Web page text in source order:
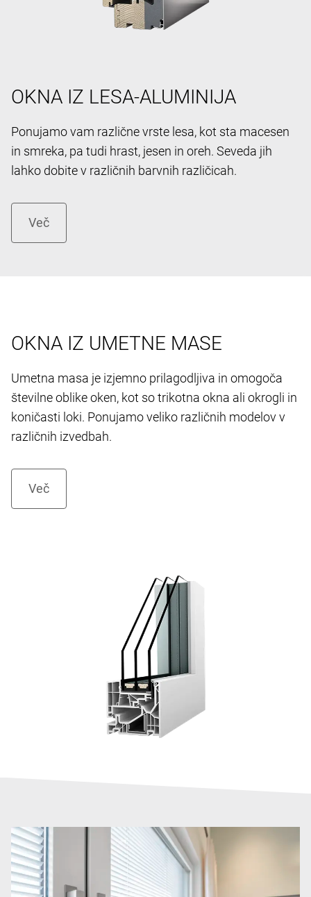
OKNA IZ LESA-ALUMINIJA
Ponujamo vam različne vrste lesa, kot sta macesen
in smreka, pa tudi hrast, jesen in oreh. Seveda jih
lahko dobite v različnih barvnih različicah.
OKNA IZ UMETNE MASE
Umetna masa je izjemno prilagodljiva in omogoča
številne oblike oken, kot so trikotna okna ali okrogli in
koničasti loki. Ponujamo veliko različnih modelov v
različnih izvedbah.